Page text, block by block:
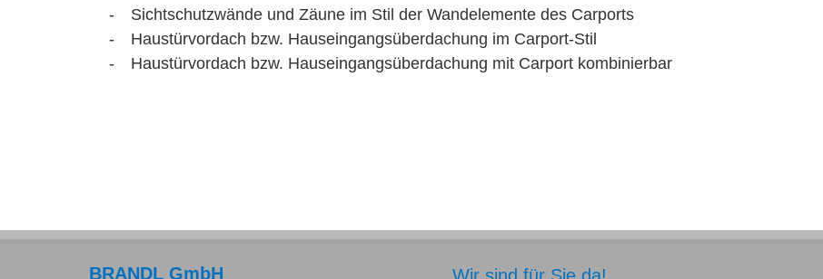
- Sichtschutzwände und Zäune im Stil der Wandelemente des Carports
- Haustürvordach bzw. Hauseingangsüberdachung im Carport-Stil
- Haustürvordach bzw. Hauseingangsüberdachung mit Carport kombinierbar
BRANDL GmbH